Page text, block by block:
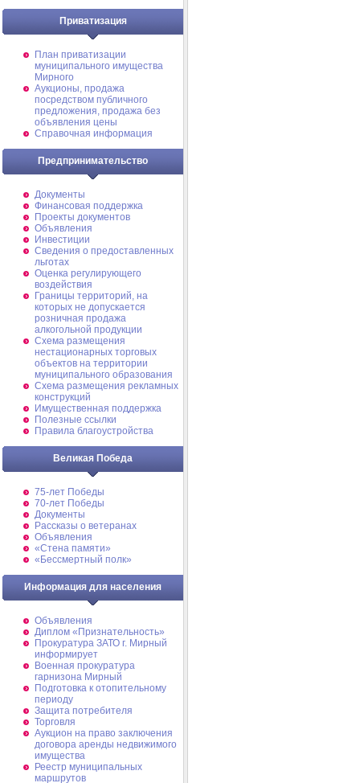
Приватизация
План приватизации
муниципального имущества
Мирного
Аукционы, продажа
посредством публичного
предложения, продажа без
объявления цены
Справочная информация
Предпринимательство
Документы
Финансовая поддержка
Проекты документов
Объявления
Инвестиции
Сведения о предоставленных
льготах
Оценка регулирующего
воздействия
Границы территорий, на
которых не допускается
розничная продажа
алкогольной продукции
Схема размещения
нестационарных торговых
объектов на территории
муниципального образования
Схема размещения рекламных
конструкций
Имущественная поддержка
Полезные ссылки
Правила благоустройства
Великая Победа
75-лет Победы
70-лет Победы
Документы
Рассказы о ветеранах
Объявления
«Стена памяти»
«Бессмертный полк»
Информация для населения
Объявления
Диплом «Признательность»
Прокуратура ЗАТО г. Мирный
информирует
Военная прокуратура
гарнизона Мирный
Подготовка к отопительному
периоду
Защита потребителя
Торговля
Аукцион на право заключения
договора аренды недвижимого
имущества
Реестр муниципальных
маршрутов